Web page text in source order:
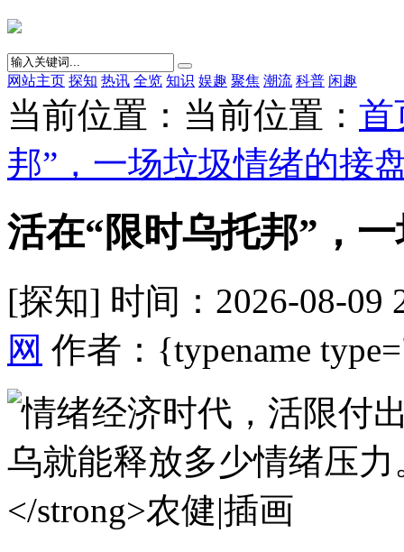
网站主页 探知 热讯 全览 知识 娱趣 聚焦 潮流 科普 闲趣
当前位置：当前位置： 首
邦”，一场垃圾情绪的接
活在“限时乌托邦”，
[探知] 时间：2026-08-09
网 作者：{typename